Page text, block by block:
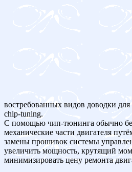
востребованных видов доводки
chip-tuning.
С помощью чип-тюнинга обычно
механические части двигателя
замены прошивок системы
увеличить мощность, крутящий
минимизировать цену ремонта